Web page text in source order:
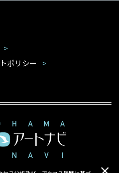
ポリシー